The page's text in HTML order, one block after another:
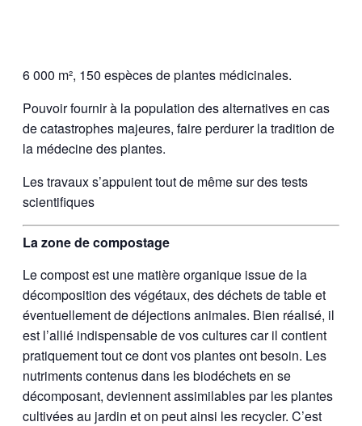
6 000 m², 150 espèces de plantes médicinales.
Pouvoir fournir à la population des alternatives en cas
de catastrophes majeures, faire perdurer la tradition de
la médecine des plantes.
Les travaux s’appuient tout de même sur des tests
scientifiques
La zone de compostage
Le compost est une matière organique issue de la
décomposition des végétaux, des déchets de table et
éventuellement de déjections animales. Bien réalisé, il
est l’allié indispensable de vos cultures car il contient
pratiquement tout ce dont vos plantes ont besoin. Les
nutriments contenus dans les biodéchets en se
décomposant, deviennent assimilables par les plantes
cultivées au jardin et on peut ainsi les recycler. C’est